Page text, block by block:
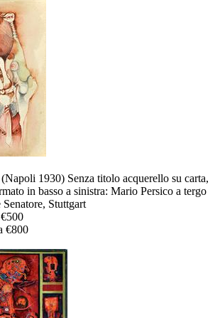
1930) Senza titolo acquerello su carta,
in basso a sinistra: Mario Persico a tergo
Stuttgart
€500
€800